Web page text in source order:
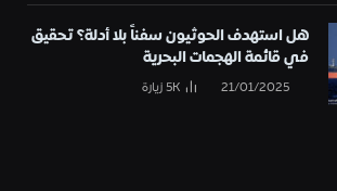
هل استهدف الحوثيون سفناً بلا أدلة؟ تحقيق
في قائمة الهجمات البحرية
21/01/2025
5Kزيارة